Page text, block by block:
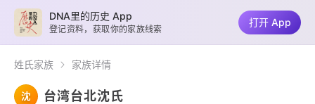
姓氏家族 家族详情
沈 台湾台北沈氏
DNA里的历史 App
登记资料，获取你的家族线索
打开 App